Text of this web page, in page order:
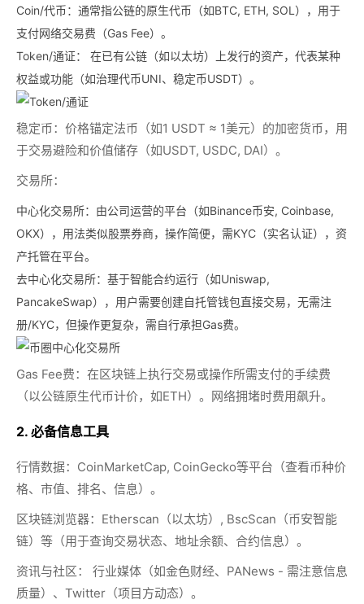
Coin/代币： 通常指公链的原生代币（如BTC, ETH, SOL），用于
支付网络交易费（Gas Fee）。
Token/通证：
在已有公链（如以太坊）上发行的资产，代表某种
权益或功能（如治理代币UNI、稳定币USDT）。
稳定币： 价格锚定法币（如1 USDT ≈ 1美元）的加密货币，用
于交易避险和价值储存（如USDT, USDC, DAI）。
交易所：
中心化交易所： 由公司运营的平台（如Binance币安, Coinbase,
OKX），用法类似股票券商，操作简便，需KYC（实名认证），资
产托管在平台。
去中心化交易所： 基于智能合约运行（如Uniswap,
PancakeSwap），用户需要创建自托管钱包直接交易，无需注
册/KYC，但操作更复杂，需自行承担Gas费。
Gas Fee费： 在区块链上执行交易或操作所需支付的手续费
（以公链原生代币计价，如ETH）。网络拥堵时费用飙升。
2. 必备信息工具
行情数据： CoinMarketCap, CoinGecko等平台（查看币种价
格、市值、排名、信息）。
区块链浏览器： Etherscan（以太坊）, BscScan（币安智能
链）等（用于查询交易状态、地址余额、合约信息）。
资讯与社区：
行业媒体（如金色财经、PANews - 需注意信息
质量）、Twitter（项目方动态）。